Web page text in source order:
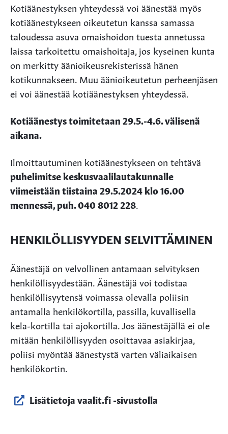
Kotiäänestyksen yhteydessä voi äänestää myös
kotiäänestykseen oikeutetun kanssa samassa
taloudessa asuva omaishoidon tuesta annetussa
laissa tarkoitettu omaishoitaja, jos kyseinen kunta
on merkitty äänioikeusrekisterissä hänen
kotikunnakseen. Muu äänioikeutetun perheenjäsen
ei voi äänestää kotiäänestyksen yhteydessä.
Kotiäänestys toimitetaan 29.5.-4.6. välisenä
aikana.
Ilmoittautuminen kotiäänestykseen on tehtävä
puhelimitse keskusvaalilautakunnalle
viimeistään tiistaina 29.5.2024 klo 16.00
mennessä, puh. 040 8012 228.
HENKILÖLLISYYDEN SELVITTÄMINEN
Äänestäjä on velvollinen antamaan selvityksen
henkilöllisyydestään. Äänestäjä voi todistaa
henkilöllisyytensä voimassa olevalla poliisin
antamalla henkilökortilla, passilla, kuvallisella
kela-kortilla tai ajokortilla. Jos äänestäjällä ei ole
mitään henkilöllisyyden osoittavaa asiakirjaa,
poliisi myöntää äänestystä varten väliaikaisen
henkilökortin.
Lisätietoja vaalit.fi -sivustolla